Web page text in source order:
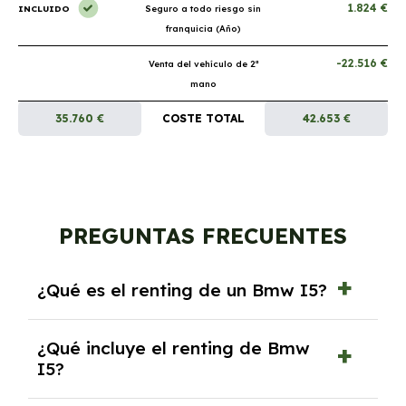
INCLUIDO
Seguro a todo riesgo sin
franquicia (Año)
1.824 €
Venta del vehículo de 2ª
mano
-22.516 €
35.760 € COSTE TOTAL 42.653 €
PREGUNTAS FRECUENTES
¿Qué es el renting de un Bmw I5?
alquiler a largo plazo en el que pagas una
cuota mensual fija por el uso del coche
durante un periodo determinado,
¿Qué incluye el renting de Bmw
I5?